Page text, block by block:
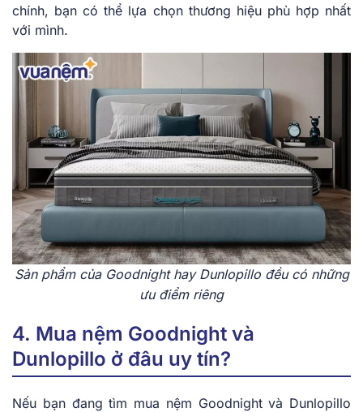
chính, bạn có thể lựa chọn thương hiệu phù hợp nhất
với mình.
Sản phẩm của Goodnight hay Dunlopillo đều có những
ưu điểm riêng
4. Mua nệm Goodnight và
Dunlopillo ở đâu uy tín?
Nếu bạn đang tìm mua nệm Goodnight và Dunlopillo